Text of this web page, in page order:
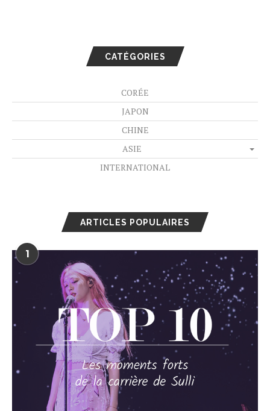
CATÉGORIES
CORÉE
JAPON
CHINE
ASIE
INTERNATIONAL
ARTICLES POPULAIRES
1